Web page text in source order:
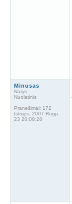
Minusas
Narys
Nuolatinis
Pranešimai: 172
Įstojęs: 2007 Rugp.
23 20:08:20